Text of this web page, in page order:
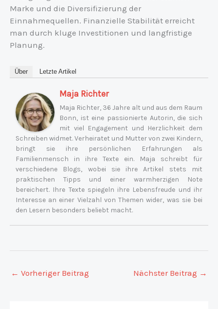
Marke und die Diversifizierung der
Einnahmequellen. Finanzielle Stabilität erreicht
man durch kluge Investitionen und langfristige
Planung.
Über Letzte Artikel
Maja Richter
Maja Richter, 36 Jahre alt und aus dem Raum
Bonn, ist eine passionierte Autorin, die sich
mit viel Engagement und Herzlichkeit dem
Schreiben widmet. Verheiratet und Mutter von zwei Kindern,
bringt sie ihre persönlichen Erfahrungen als
Familienmensch in ihre Texte ein. Maja schreibt für
verschiedene Blogs, wobei sie ihre Artikel stets mit
praktischen Tipps und einer warmherzigen Note
bereichert. Ihre Texte spiegeln ihre Lebensfreude und ihr
Interesse an einer Vielzahl von Themen wider, was sie bei
den Lesern besonders beliebt macht.
← Vorheriger Beitrag Nächster Beitrag →